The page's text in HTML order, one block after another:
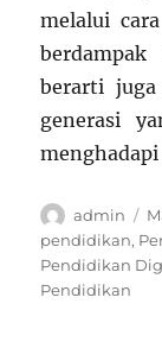
melalui
berarti juga
generasi
menghadapi
Author
admin
pendidikan,
Pendidikan
Pendidikan